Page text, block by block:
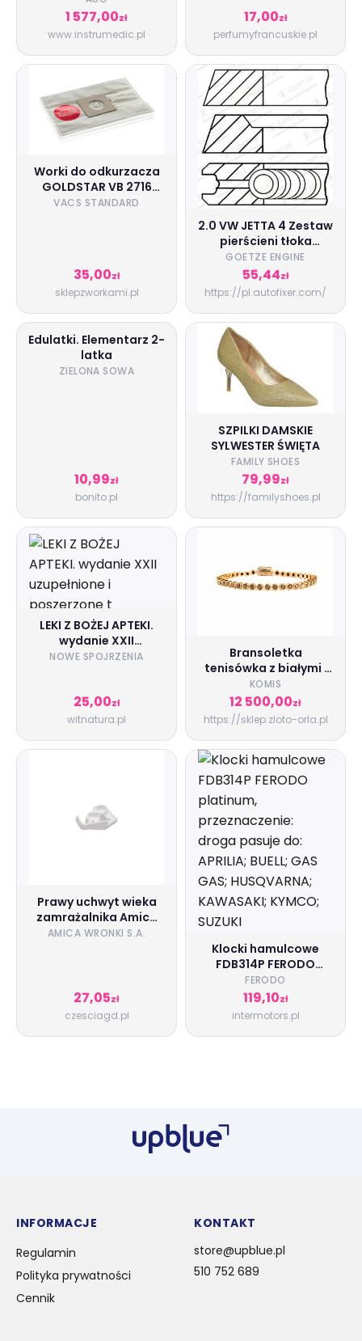
1 577,00zł
www.instrumedic.pl
Cool Water Woman
17,00zł
perfumyfrancuskie.pl
Worki do odkurzacza
GOLDSTAR VB 2716
NNO/NNDB/NNDN
VACS STANDARD
35,00zł
sklepzworkami.pl
2.0 VW JETTA 4 Zestaw
pierścieni tłoka
GOETZE ENGINE
GOETZE ENGINE
55,44zł
https://pl.autofixer.com/
Edulatki. Elementarz 2-
latka
ZIELONA SOWA
10,99zł
bonito.pl
SZPILKI DAMSKIE
SYLWESTER ŚWIĘTA
FAMILY SHOES
79,99zł
https://familyshoes.pl
LEKI Z BOŻEJ APTEKI.
wydanie XXII
uzupełnione i
NOWE SPOJRZENIA
25,00zł
witnatura.pl
Bransoletka
tenisówka z białymi i
czarnymi diamentami
KOMIS
12 500,00zł
https://sklep.zloto-orla.pl
Prawy uchwyt wieka
zamrażalnika Amica
1033368
AMICA WRONKI S.A.
27,05zł
czesciagd.pl
Klocki hamulcowe
FDB314P FERODO
platinum,
przeznaczenie: droga
pasuje do: APRILIA;
BUELL; GAS GAS;
HUSQVARNA;
FERODO
119,10zł
intermotors.pl
INFORMACJE
Regulamin
Polityka prywatności
Cennik
KONTAKT
store@upblue.pl
510 752 689